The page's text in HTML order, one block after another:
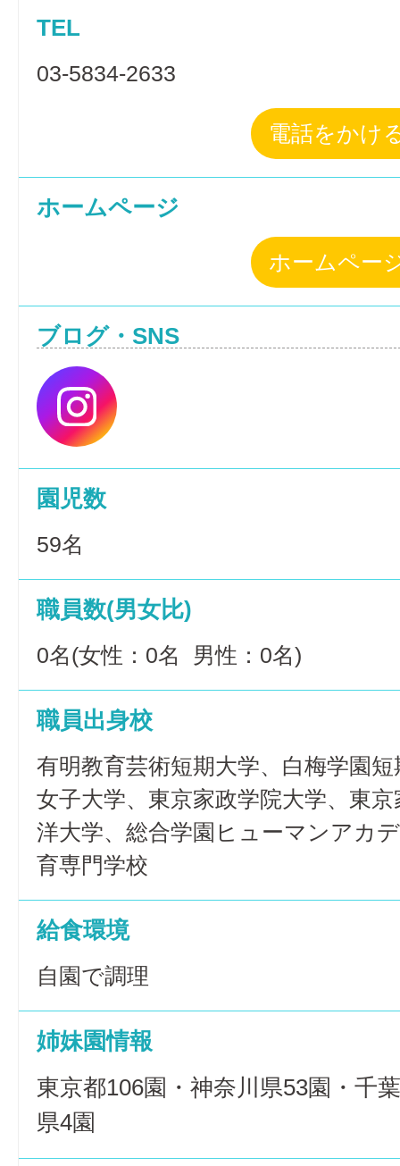
TEL
03-5834-2633
電話をかけ
ホームページ
ホームペー
ブログ・SNS
園児数
59名
職員数(男女比)
0名(女性：0名 男性：0名)
職員出身校
有明教育芸術短期大学、白梅学園
女子大学、東京家政学院大学、東
洋大学、総合学園ヒューマンアカ
育専門学校
給食環境
自園で調理
姉妹園情報
東京都106園・神奈川県53園・千
県4園